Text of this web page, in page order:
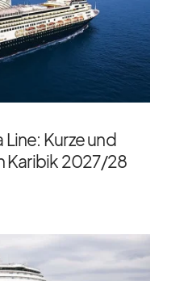
Kurze und
Karibik 2027/​28